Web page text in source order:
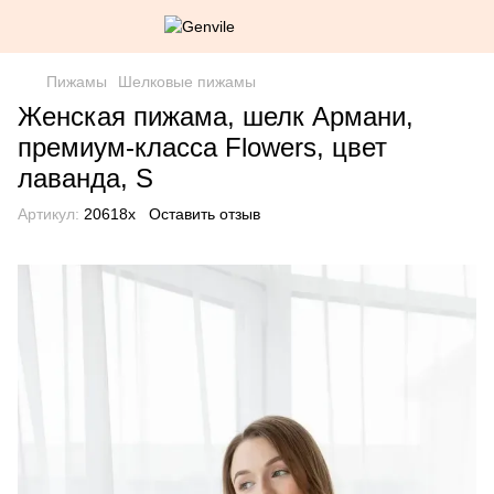
Пижамы Шелковые пижамы
Женская пижама, шелк Армани,
премиум-класса Flowers, цвет
лаванда, S
Артикул: 20618x Оставить отзыв